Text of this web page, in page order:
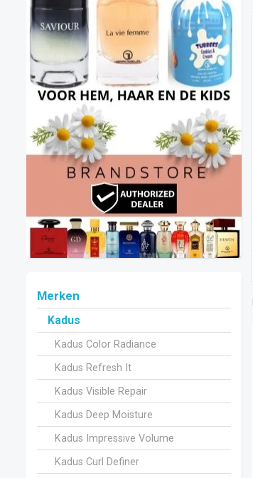
Merken
Kadus
Kadus Color Radiance
Kadus Refresh It
Kadus Visible Repair
Kadus Deep Moisture
Kadus Impressive Volume
Kadus Curl Definer